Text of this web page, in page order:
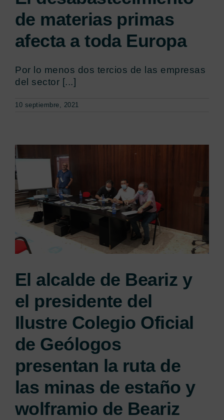
Noticias
de materias primas
afecta a toda Europa
Por lo menos dos tercios de las empresas
del sector [...]
10 septiembre, 2021
El alcalde de Beariz y
el presidente del
Ilustre Colegio Oficial
de Geólogos
presentan la ruta de
las minas de estaño y
wolframio de Beariz